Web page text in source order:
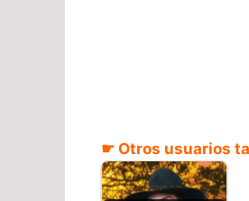
☛ Otros usuarios